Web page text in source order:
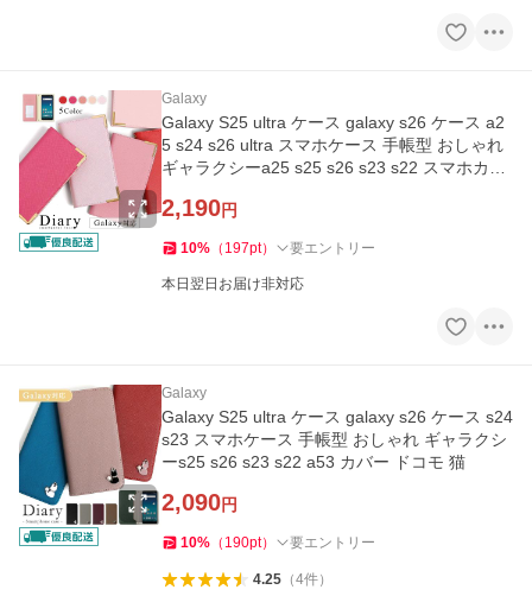
Galaxy
Galaxy S25 ultra ケース galaxy s26 ケース a2
5 s24 s26 ultra スマホケース 手帳型 おしゃれ
ギャラクシーa25 s25 s26 s23 s22 スマホカバ
2,190円
10% （ 197pt） 要エントリー
本日翌日お届け非対応
Galaxy
Galaxy S25 ultra ケース galaxy s26 ケース s24
s23 スマホケース 手帳型 おしゃれ ギャラクシ
ーs25 s26 s23 s22 a53 カバー ドコモ 猫
2,090円
10% （ 190pt） 要エントリー
4.25（4件）